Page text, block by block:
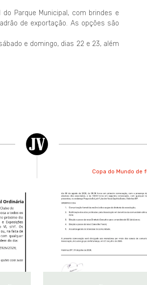
Parque Municipal, com brindes e
de exportação. As opções são
e domingo, dias 22 e 23, além
Copa do Mundo de